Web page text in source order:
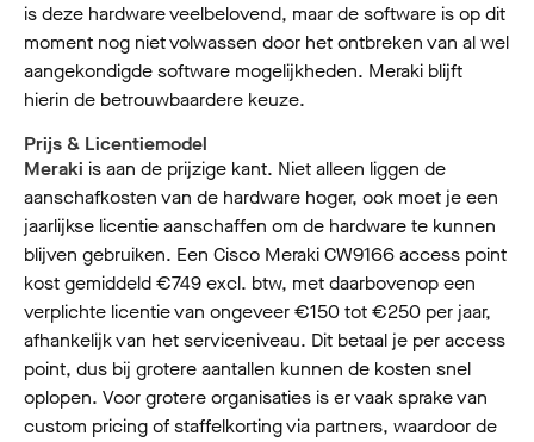
is deze hardware veelbelovend, maar de software is op dit
moment nog niet volwassen door het ontbreken van al wel
aangekondigde software mogelijkheden. Meraki blijft
hierin de betrouwbaardere keuze.
Prijs & Licentiemodel
Meraki is aan de prijzige kant. Niet alleen liggen de
aanschafkosten van de hardware hoger, ook moet je een
jaarlijkse licentie aanschaffen om de hardware te kunnen
blijven gebruiken. Een Cisco Meraki CW9166 access point
kost gemiddeld €749 excl. btw, met daarbovenop een
verplichte licentie van ongeveer €150 tot €250 per jaar,
afhankelijk van het serviceniveau. Dit betaal je per access
point, dus bij grotere aantallen kunnen de kosten snel
oplopen. Voor grotere organisaties is er vaak sprake van
custom pricing of staffelkorting via partners, waardoor de